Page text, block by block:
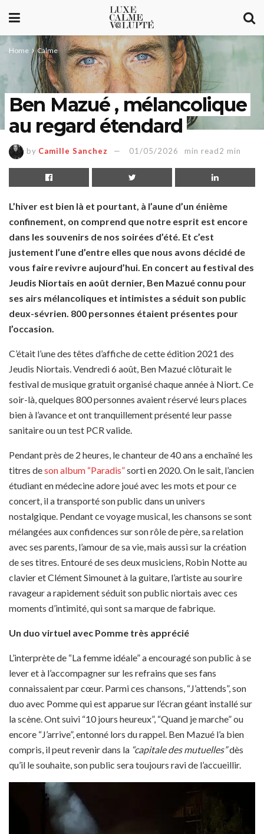
Home Calme
Ben Mazué , mélancolique
au regard étendard
by Camille Sanchez 01/05/2026 min read2 min
L’hiver est bien là et pourtant, à l’aune d’un énième
confinement, on comprend que notre esprit est encore
dans les souvenirs de nos soirées d’été. Et c’est
justement l’une d’entre elles que nous avons décidé de
vous faire revivre aujourd’hui. En concert au festival des
Jeudis Niortais en août dernier, Ben Mazué connu pour
ses airs mélancoliques et intimistes a séduit son public
deux-sévrien. 800 personnes étaient présentes pour
l’occasion.
C’était l’une des têtes d’affiche de cette édition 2021 des
Jeudis Niortais. Vendredi 6 août, Ben Mazué clôturait le
festival de musique gratuit organisé chaque année à Niort. Ce
soir-là, quelques 800 personnes avaient réservé leurs places
bien à l’avance et ont tranquillement présenté leur passe
sanitaire ou un test PCR valide.
Pendant près de 2 heures, le chanteur de 40 ans a enchaîné les
titres deson album “Paradis”sorti en 2020. On le sait, l’ancien
étudiant en médecine adore joué avec les mots et pour ce
concert, il a transporté son public dans un univers
nostalgique. Pendant ce voyage musical, les chansons se sont
mélangées aux confidences sur son rôle de père, sa relation
avec ses parents, l’amour de sa vie, mais aussi sur la création
de ses titres. Entouré de ses deux musiciens, Robin Notte au
clavier et Clément Simounet à la guitare, l’artiste au sourire
ravageur a rapidement séduit son public niortais avec ces
moments d’intimité, qui sont sa marque de fabrique.
Un duo virtuel avec Pomme très apprécié
L’interprète de “La femme idéale” a encouragé son public à se
lever et à l’accompagner sur les refrains que ses fans
connaissaient par cœur. Parmi ces chansons, “J’attends”, son
duo avec Pomme qui est apparue sur l’écran géant installé sur
la scène. Ont suivi “10 jours heureux”, “Quand je marche” ou
encore “J’arrive”, entonné lors du rappel. Ben Mazué l’a bien
compris, il peut revenir dans la “capitale des mutuelles”dès
qu’il le souhaite, son public sera toujours ravi de l’accueillir.